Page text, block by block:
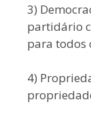
3)
partidário
para todos
4)